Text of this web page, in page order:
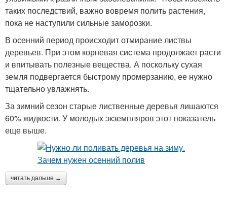
таких последствий, важно вовремя полить растения,
пока не наступили сильные заморозки.
В осенний период происходит отмирание листвы
деревьев. При этом корневая система продолжает расти
и впитывать полезные вещества. А поскольку сухая
земля подвергается быстрому промерзанию, ее нужно
тщательно увлажнять.
За зимний сезон старые лиственные деревья лишаются
60% жидкости. У молодых экземпляров этот показатель
еще выше.
читать дальше →